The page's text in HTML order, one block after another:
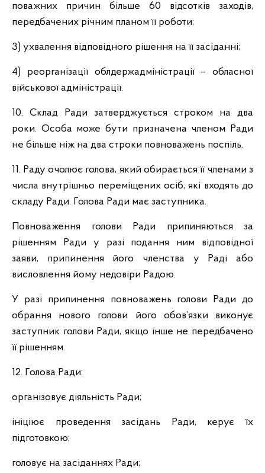
поважних причин більше 60 відсотків заходів,
передбачених річним планом її роботи;
3) ухвалення відповідного рішення на її засіданні;
4) реорганізації облдержадміністрації – обласної
військової адміністрації.
10. Склад Ради затверджується строком на два
роки. Особа може бути призначена членом Ради
не більше ніж на два строки повноважень поспіль.
11. Раду очолює голова, який обирається її членами з
числа внутрішньо переміщених осіб, які входять до
складу Ради. Голова Ради має заступника.
Повноваження голови Ради припиняються за
рішенням Ради у разі подання ним відповідної
заяви, припинення його членства у Раді або
висловлення йому недовіри Радою.
У разі припинення повноважень голови Ради до
обрання нового голови його обов’язки виконує
заступник голови Ради, якщо інше не передбачено
її рішенням.
12. Голова Ради:
організовує діяльність Ради;
ініціює проведення засідань Ради, керує їх
підготовкою;
головує на засіданнях Ради;